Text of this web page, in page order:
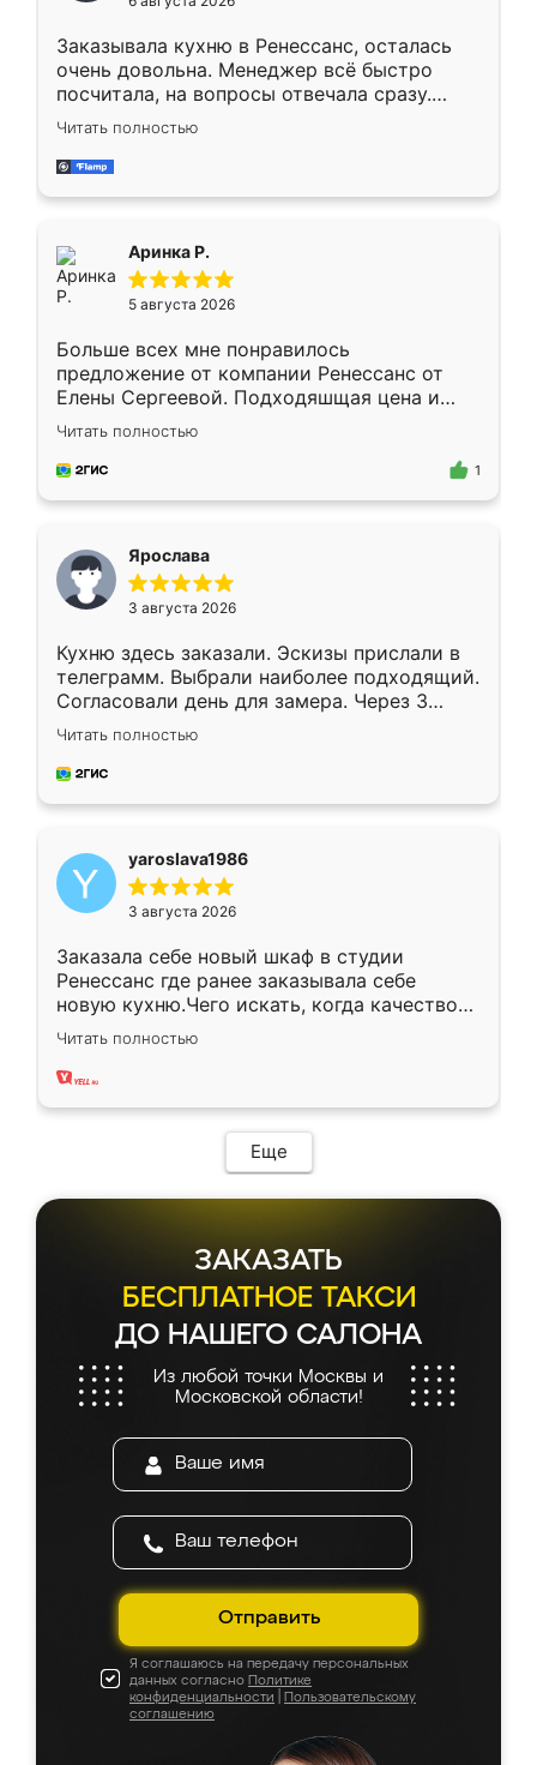
мебели буду заказывать только здесь.
Заказывала кухню в Ренессанс, осталась
очень довольна. Менеджер всё быстро
посчитала, на вопросы отвечала сразу.
Замерщик приехал в субботу, подошёл к
делу со всей ответственностью. Собрали
за день, ребята работали аккуратно, даже
Читать полностью
Аринка Р.
5 августа 2026
Больше всех мне понравилось
предложение от компании Ренессанс от
Елены Сергеевой. Подходяшщая цена и
короткие сроки изготовления. Приехавший
для замера сотрудник Владислав
предложил по моему эскизу самый
Читать полностью
1
Ярослава
3 августа 2026
Кухню здесь заказали. Эскизы прислали в
телеграмм. Выбрали наиболее подходящий.
Согласовали день для замера. Через 3
недели кухня была уже готова. Остались
довольны работой. Спасибо Ренессанс
мебель за качественную работу!
Читать полностью
yaroslava1986
3 августа 2026
Заказала себе новый шкаф в студии
Ренессанс где ранее заказывала себе
новую кухню.Чего искать, когда качеством
вполне довольна. Служит кухня уже почти
два года, нареканий нет.
Читать полностью
Еще
ЗАКАЗАТЬ
БЕСПЛАТНОЕ ТАКСИ
ДО НАШЕГО САЛОНА
Из любой точки Москвы и
Московской области!
Отправить
Я соглашаюсь на передачу персональных
данных согласно Политике
конфиденциальности
Пользовательскому
соглашению